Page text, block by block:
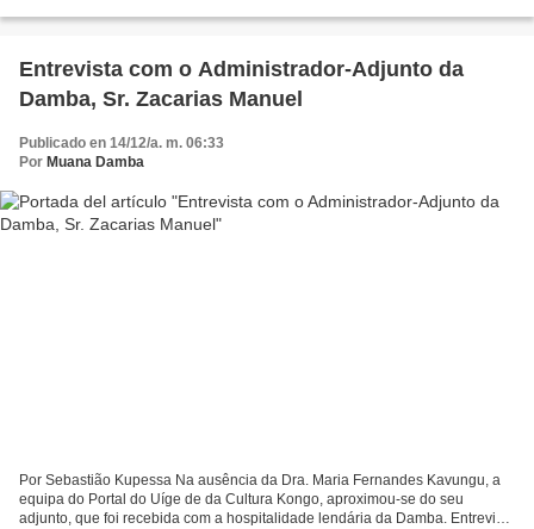
Entrevista com o Administrador-Adjunto da
Damba, Sr. Zacarias Manuel
Publicado en 14/12/a. m. 06:33
Por Muana Damba
Por Sebastião Kupessa Na ausência da Dra. Maria Fernandes Kavungu, a
equipa do Portal do Uíge de da Cultura Kongo, aproximou-se do seu
adjunto, que foi recebida com a hospitalidade lendária da Damba. Entrevista